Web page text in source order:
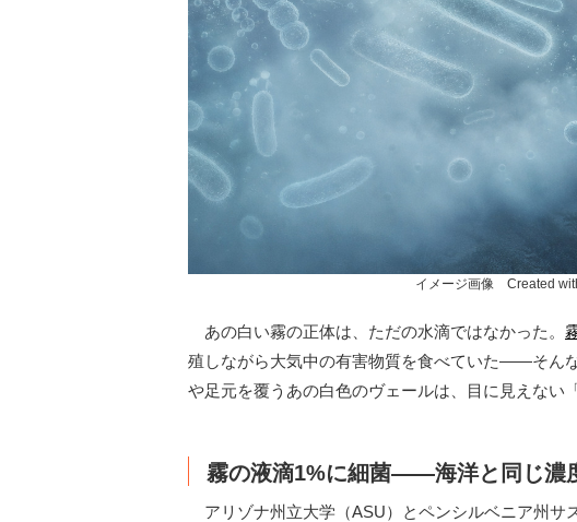
イメージ画像 Created
あの白い霧の正体は、ただの水滴ではなかった。
殖しながら大気中の有害物質を食べていた——そん
や足元を覆うあの白色のヴェールは、目に見えない
霧の液滴1%に細菌——海洋と同じ濃
アリゾナ州立大学（ASU）とペンシルベニア州サ